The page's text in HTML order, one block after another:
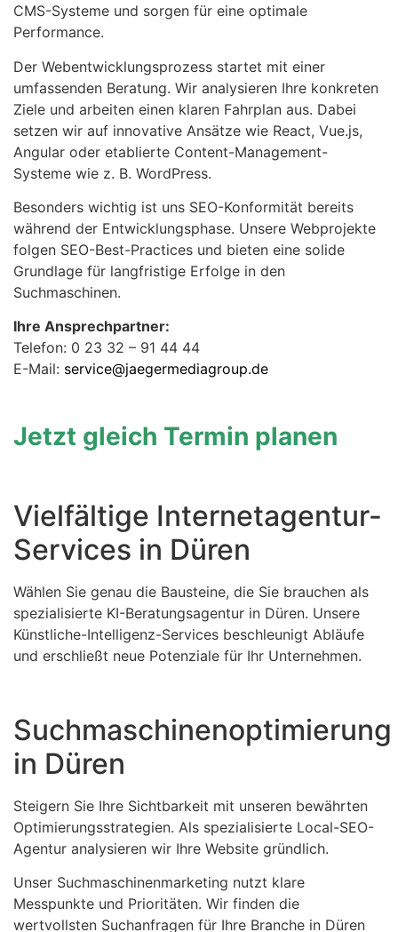
CMS-Systeme und sorgen für eine optimale
Performance.
Der Webentwicklungsprozess startet mit einer
umfassenden Beratung. Wir analysieren Ihre konkreten
Ziele und arbeiten einen klaren Fahrplan aus. Dabei
setzen wir auf innovative Ansätze wie React, Vue.js,
Angular oder etablierte Content-Management-
Systeme wie z. B. WordPress.
Besonders wichtig ist uns SEO-Konformität bereits
während der Entwicklungsphase. Unsere Webprojekte
folgen SEO-Best-Practices und bieten eine solide
Grundlage für langfristige Erfolge in den
Suchmaschinen.
Ihre Ansprechpartner:
Telefon: 0 23 32 – 91 44 44
E-Mail: service@jaegermediagroup.de
Jetzt gleich Termin planen
Vielfältige Internetagentur-
Services in Düren
Wählen Sie genau die Bausteine, die Sie brauchen als
spezialisierte KI-Beratungsagentur in Düren. Unsere
Künstliche-Intelligenz-Services beschleunigt Abläufe
und erschließt neue Potenziale für Ihr Unternehmen.
Suchmaschinenoptimierung
in Düren
Steigern Sie Ihre Sichtbarkeit mit unseren bewährten
Optimierungsstrategien. Als spezialisierte Local-SEO-
Agentur analysieren wir Ihre Website gründlich.
Unser Suchmaschinenmarketing nutzt klare
Messpunkte und Prioritäten. Wir finden die
wertvollsten Suchanfragen für Ihre Branche in Düren